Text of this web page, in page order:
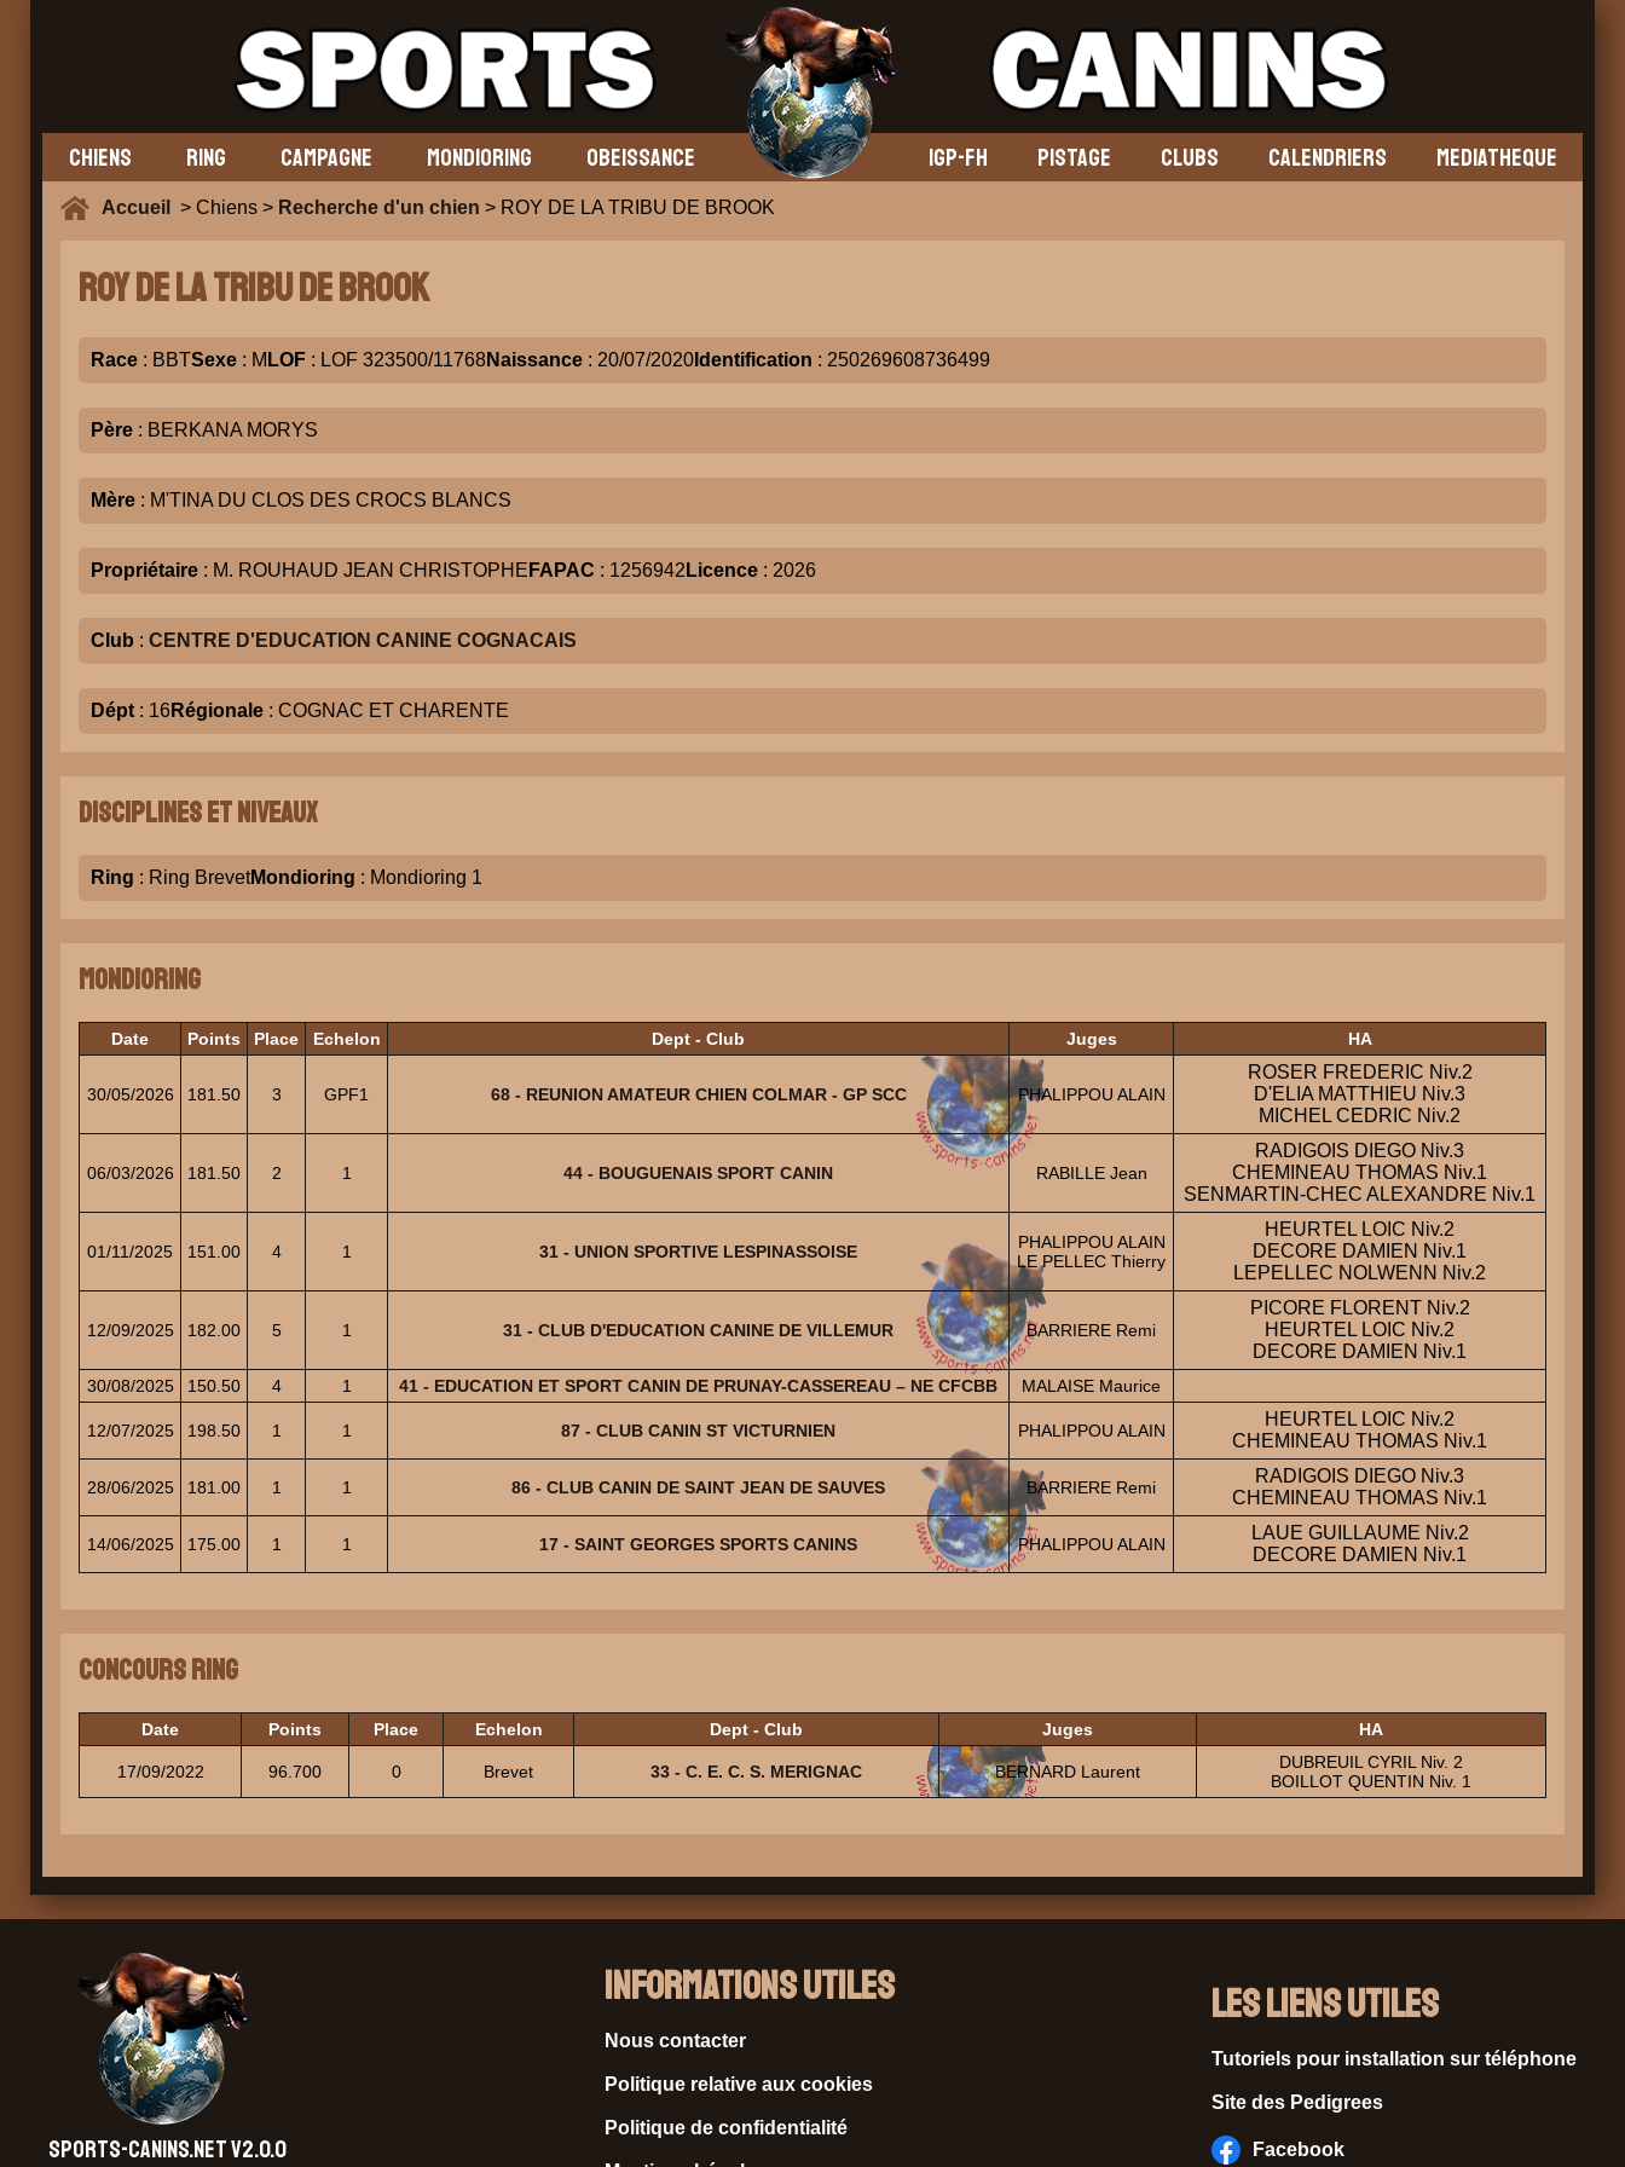
CHIENS RING CAMPAGNE MONDIORING OBEISSANCE IGP-FH PISTAGE CLUBS CALENDRIERS MEDIATHEQUE
Accueil > Chiens > Recherche d'un chien > ROY DE LA TRIBU DE BROOK
ROY DE LA TRIBU DE BROOK
Race : BBTSexe : M LOF : LOF 323500/11768Naissance : 20/07/2020 Identification : 250269608736499
Père : BERKANA MORYS
Mère : M'TINA DU CLOS DES CROCS BLANCS
Propriétaire : M. ROUHAUD JEAN CHRISTOPHE FAPAC : 1256942 Licence : 2026
Club : CENTRE D'EDUCATION CANINE COGNACAIS
Dépt : 16Régionale : COGNAC ET CHARENTE
Disciplines et niveaux
Ring : Ring BrevetMondioring : Mondioring 1
Mondioring
Date Points Place Echelon Dept - Club Juges HA
30/05/2026 181.50 3 GPF1 68 - REUNION AMATEUR CHIEN COLMAR - GP SCC PHALIPPOU ALAIN
ROSER FREDERIC Niv.2
D'ELIA MATTHIEU Niv.3
MICHEL CEDRIC Niv.2
06/03/2026 181.50 2 1 44 - BOUGUENAIS SPORT CANIN RABILLE Jean
RADIGOIS DIEGO Niv.3
CHEMINEAU THOMAS Niv.1
SENMARTIN-CHEC ALEXANDRE Niv.1
01/11/2025 151.00 4 1 31 - UNION SPORTIVE LESPINASSOISE
PHALIPPOU ALAIN
LE PELLEC Thierry
HEURTEL LOIC Niv.2
DECORE DAMIEN Niv.1
LEPELLEC NOLWENN Niv.2
12/09/2025 182.00 5 1 31 - CLUB D'EDUCATION CANINE DE VILLEMUR BARRIERE Remi
PICORE FLORENT Niv.2
HEURTEL LOIC Niv.2
DECORE DAMIEN Niv.1
30/08/2025 150.50 4 1 41 - EDUCATION ET SPORT CANIN DE PRUNAY-CASSEREAU – NE CFCBB MALAISE Maurice
12/07/2025 198.50 1 1 87 - CLUB CANIN ST VICTURNIEN PHALIPPOU ALAIN
HEURTEL LOIC Niv.2
CHEMINEAU THOMAS Niv.1
28/06/2025 181.00 1 1 86 - CLUB CANIN DE SAINT JEAN DE SAUVES BARRIERE Remi
RADIGOIS DIEGO Niv.3
CHEMINEAU THOMAS Niv.1
14/06/2025 175.00 1 1 17 - SAINT GEORGES SPORTS CANINS PHALIPPOU ALAIN
LAUE GUILLAUME Niv.2
DECORE DAMIEN Niv.1
Concours Ring
Date Points Place Echelon Dept - Club Juges HA
17/09/2022 96.700 0 Brevet 33 - C. E. C. S. MERIGNAC BERNARD Laurent
DUBREUIL CYRIL Niv. 2
BOILLOT QUENTIN Niv. 1
SPORTS-CANINS.NET V2.0.0
Informations Utiles
Nous contacter
Politique relative aux cookies
Politique de confidentialité
Les liens utiles
Tutoriels pour installation sur téléphone
Site des Pedigrees
Facebook